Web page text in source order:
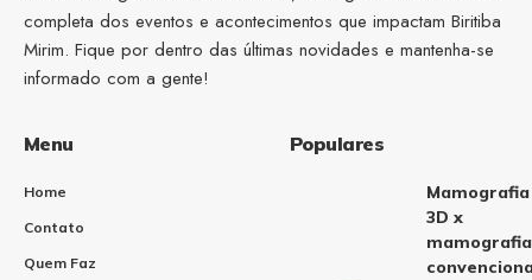
completa dos eventos e acontecimentos que impactam Biritiba
Mirim. Fique por dentro das últimas novidades e mantenha-se
informado com a gente!
Menu
Home
Contato
Quem Faz
Populares
Mamografia
3D x
mamografia